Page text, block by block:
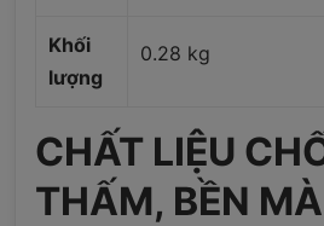
Khối
lượng
0.28 kg
CHẤT LIỆU
THẤM, BỀN